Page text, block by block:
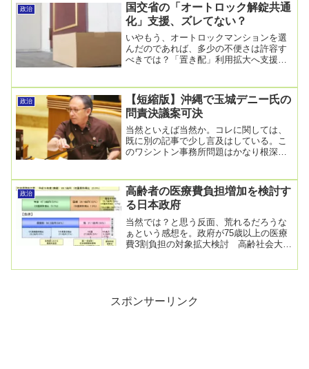
政治
国交省の「オートロック解錠共通
化」支援、ズレてない？
いやもう、オートロックマンションを選
んだのであれば、多少の不便さは許容す
べきでは？「置き配」利用拡大へ支援、
政治
【短縮版】沖縄で玉城デニー氏の
問責決議案可決
当然といえば当然か。コレに関しては、
既に別の記事で少し言及はしている。こ
のワシントン事務所問題はかなり根深い
政治
高齢者の医療費負担増加を検討す
る日本政府
当然では？と思う反面、荒れるだろうな
ぁという感想を。政府が75歳以上の医療
費3割負担の対象拡大検討 高齢社会大綱
スポンサーリンク